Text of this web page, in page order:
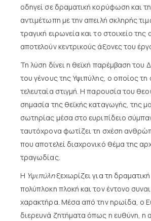
οδηγεί σε δραματική κορύφωση και
αντιμέτωπη με την απειλή σκληρής
τραγική ειρωνεία και το στοιχείο
αποτελούν κεντρικούς άξονες του
Τη λύση δίνει η θεϊκή παρέμβαση του
του γένους της Υψιπύλης, ο οποίος τη
τελευταία στιγμή. Η παρουσία του
σημασία της θεϊκής καταγωγής, της
σωτηρίας μέσα στο ευριπίδειο
ταυτόχρονα φωτίζει τη σχέση
που αποτελεί διαχρονικό θέμα της
τραγωδίας.
Η Υψιπύληξεχωρίζει για τη
πολύπλοκη πλοκή και τον έντονο
χαρακτήρα. Μέσα από την ηρωίδα, ο
διερευνά ζητήματα όπως η ευθύνη, η